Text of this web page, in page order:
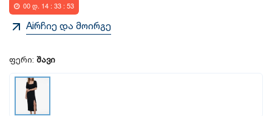
00დ. 14: 33: 53
Aiრჩიე და მოირგე
ფერი: შავი